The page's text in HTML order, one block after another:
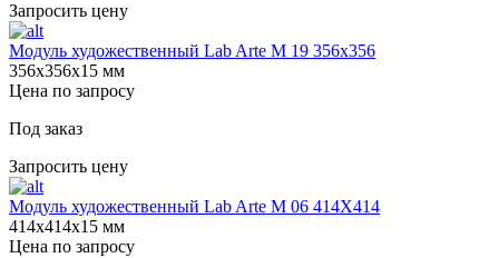
Запросить цену
Модуль художественный Lab Arte М 19 356х356
356х356х15 мм
Цена по запросу
Под заказ
Запросить цену
Модуль художественный Lab Arte М 06 414Х414
414х414х15 мм
Цена по запросу